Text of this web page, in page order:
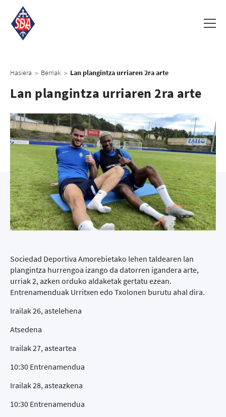
Hasiera > Berriak > Lan plangintza urriaren 2ra arte
Lan plangintza urriaren 2ra arte
Sociedad Deportiva Amorebietako lehen taldearen lan
plangintza hurrengoa izango da datorren igandera arte,
urriak 2, azken orduko aldaketak gertatu ezean.
Entrenamenduak Urritxen edo Txolonen burutu ahal dira.
Irailak 26, astelehena
Atsedena
Irailak 27, asteartea
10:30 Entrenamendua
Irailak 28, asteazkena
10:30 Entrenamendua